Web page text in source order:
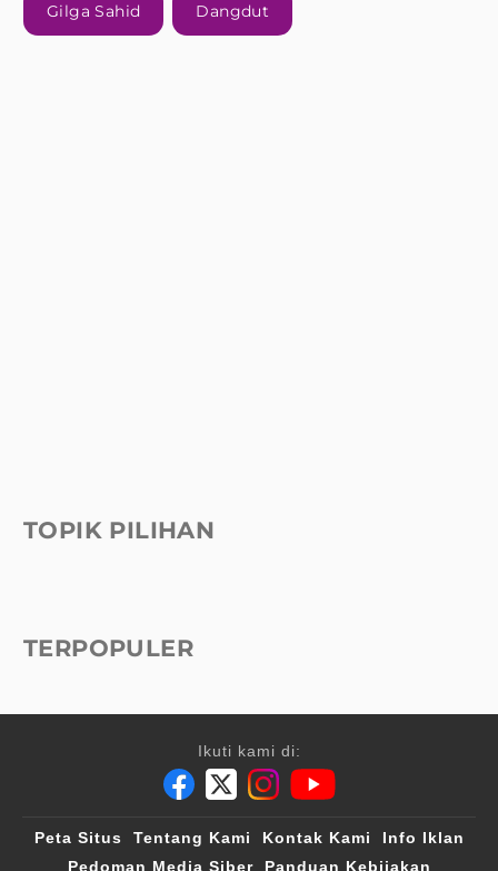
Gilga Sahid Dangdut
TOPIK PILIHAN
TERPOPULER
Ikuti kami di:
Peta Situs Tentang Kami Kontak Kami
Info Iklan
Pedoman Media Siber
Panduan Kebijakan